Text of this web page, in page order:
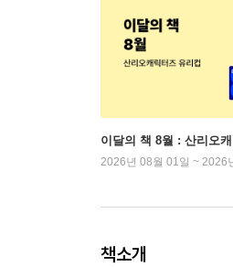
이달의 책 8월 : 산리오
2026년 08월 01일 ~ 2026
책소개